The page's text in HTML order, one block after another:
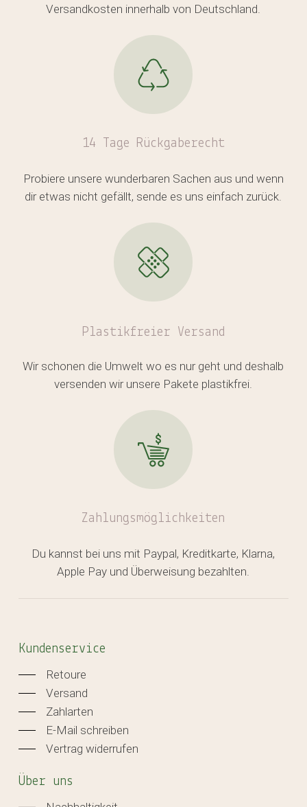
Versandkosten innerhalb von Deutschland.
14 Tage Rückgaberecht
Probiere unsere wunderbaren Sachen aus und wenn
dir etwas nicht gefällt, sende es uns einfach zurück.
Plastikfreier Versand
Wir schonen die Umwelt wo es nur geht und deshalb
versenden wir unsere Pakete plastikfrei.
Zahlungsmöglichkeiten
Du kannst bei uns mit Paypal, Kreditkarte, Klarna,
Apple Pay und Überweisung bezahlten.
Kundenservice
Retoure
Versand
Zahlarten
E-Mail schreiben
Vertrag widerrufen
Über uns